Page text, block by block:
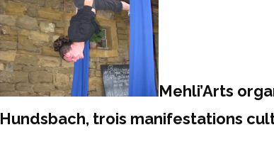
Mehli’Arts
Hundsbach, trois manifestations